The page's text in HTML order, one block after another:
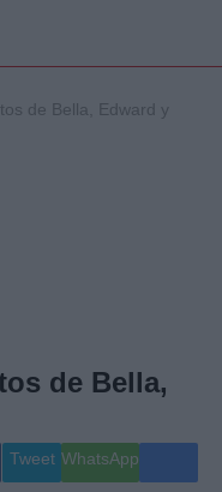
de Bella, Edward y
de Bella,
Tweet WhatsApp